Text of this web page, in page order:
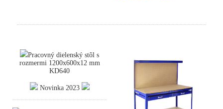
Pracovný dielenský stôl s
rozmermi 1200x600x12 mm
KD640
Novinka 2023